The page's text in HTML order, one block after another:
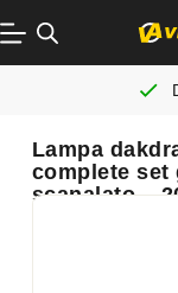
Lampa
complete set
scanalato –